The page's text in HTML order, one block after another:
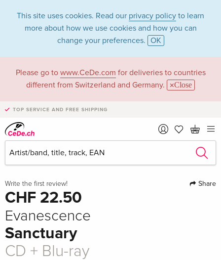
This site uses cookies. Read our privacy policy to learn
more about how we use cookies and how you can
change your preferences. OK
Please go to www.CeDe.com for deliveries to countries
different from Switzerland and Germany.
Close
TOP SERVICE AND FREE SHIPPING
Write the first review! Share
CHF 22.50
Evanescence
Sanctuary
CD + Blu-ray